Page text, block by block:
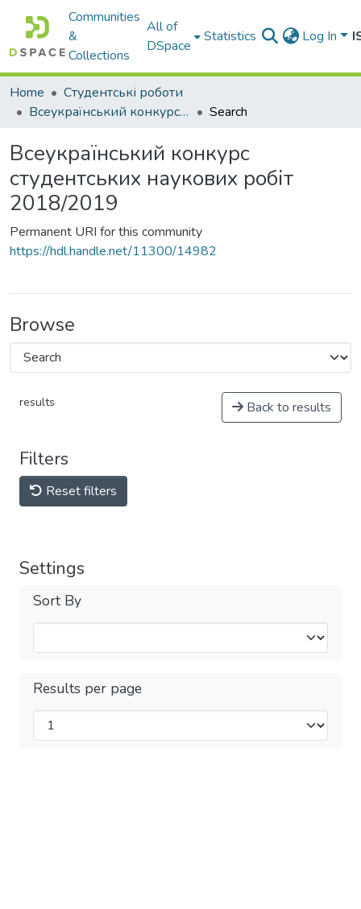
Communities
&
Collections
All of
DSpace
Statistics Log In
Home
Студентські роботи
Всеукраїнський конкурс студентських наукових робіт 2018/2019
Search
Всеукраїнський конкурс
студентських наукових робіт
2018/2019
Permanent URI for this community
https://hdl.handle.net/11300/14982
Browse
results Back to results
Filters
Reset filters
Settings
Sort By
Results per page